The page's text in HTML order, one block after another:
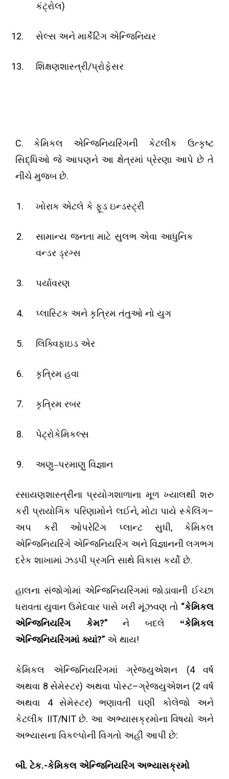
કંટ્રોલ)
સેલ્સ અને માર્કેટિંગ એન્જિનિયર
શિક્ષણશાસ્ત્રી/પ્રોફેસર
C. કેમિકલ એન્જિનિયરિંગની કેટલીક ઉત્કૃષ્ટ
સિદ્ધિઓ જે આપણને આ ક્ષેત્રમાં પ્રેરણા આપે છે તે
નીચે મુજબ છે.
ખોરાક એટલે કે ફૂડ ઇન્ડસ્ટ્રી
સામાન્ય જનતા માટે સુલભ એવા આધુનિક
વન્ડર ડ્રગ્સ
પર્યાવરણ
પ્લાસ્ટિક અને કૃત્રિમ તંતુઓ નો યુગ
લિક્વિફાઇડ એર
કૃત્રિમ હવા
કૃત્રિમ રબર
પેટ્રોકેમિકલ્સ
અણુ–પરમાણુ વિજ્ઞાન
રસાયણશાસ્ત્રીના પ્રયોગશાળાના મૂળ ખ્યાલથી શરુ
કરી પ્રાયોગિક પરિણામોને લઈને, મોટા પાયે સ્કેલિંગ–
અપ કરી ઓપરેટિંગ પ્લાન્ટ સુધી,કેમિકલ
એન્જિનિયરિંગે એન્જિનિયરિંગ અને વિજ્ઞાનની લગભગ
દરેક શાખામાં ઝડપી પ્રગતિ સાથે વિકાસ કર્યો છે.
હાલના સંજોગોમાં એન્જિનિયરિંગમાં જોડાવાની ઈચ્છા
ધરાવતા યુવાન ઉમેદવાર પાસે ખરી મૂંઝવણ તો “કેમિકલ
એન્જિનિયરિંગ કેમ?” ને બદલે “કેમિકલ
એન્જિનિયરિંગમાં ક્યાં?” એ થાય!
કેમિકલ એન્જિનિયરિંગમાં ગ્રેજ્યુએશન (4 વર્ષ
અથવા 8સેમેસ્ટર)અથવા પોસ્ટ–ગ્રેજ્યુએશન (2વર્ષ
અથવા 4 સેમેસ્ટર) ભણાવતી ઘણી કોલેજો અને
કેટલીક IIT/NITછે.આ અભ્યાસક્રમોના વિષયો અને
અભ્યાસના વિકલ્પોની વિગતો અહીં આપી છે:
બી. ટેક.-કેમિકલ એન્જિનિયરિંગ અભ્યાસક્રમો